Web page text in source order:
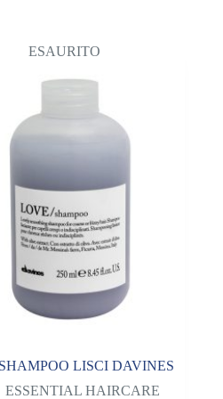
ESAURITO
LISCI DAVINES
ESSENTIAL HAIRCARE